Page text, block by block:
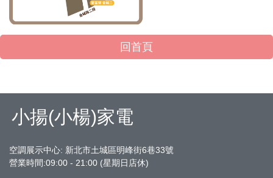
小揚(小楊)家電
空調展示中心: 新北市土城區明峰街6巷33號
營業時間:09:00 - 21:00 (星期日店休)